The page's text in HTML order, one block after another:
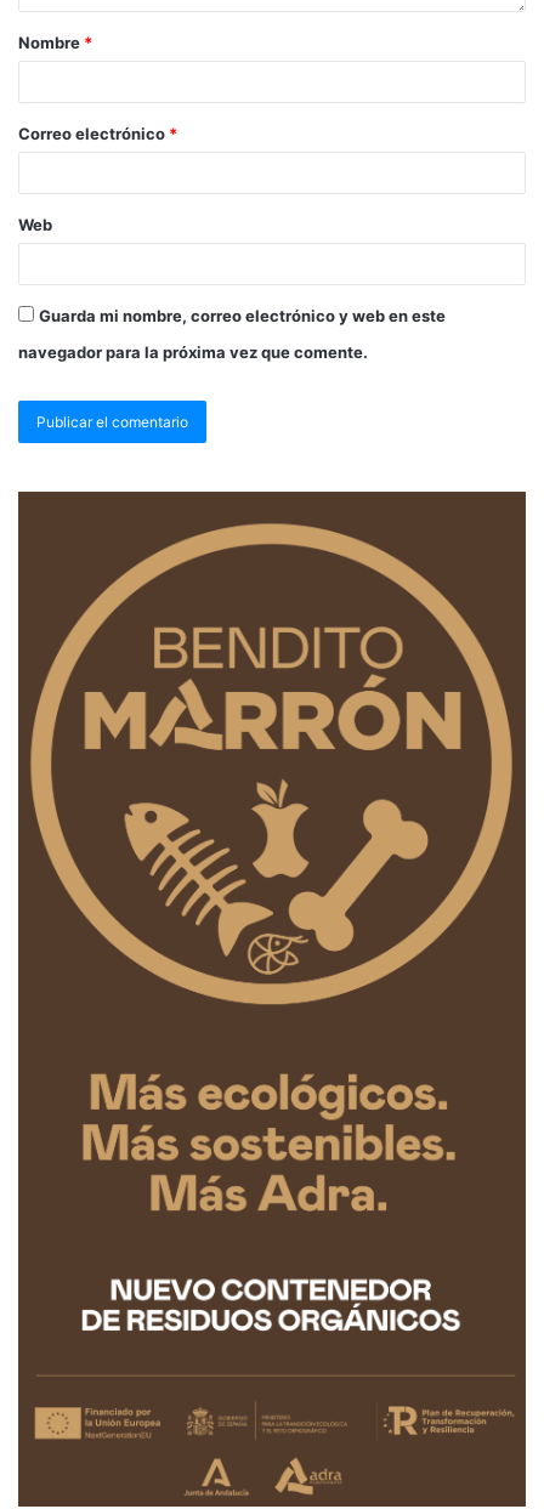
Nombre *
Correo electrónico *
Web
Guarda mi nombre, correo electrónico y web en este
navegador para la próxima vez que comente.